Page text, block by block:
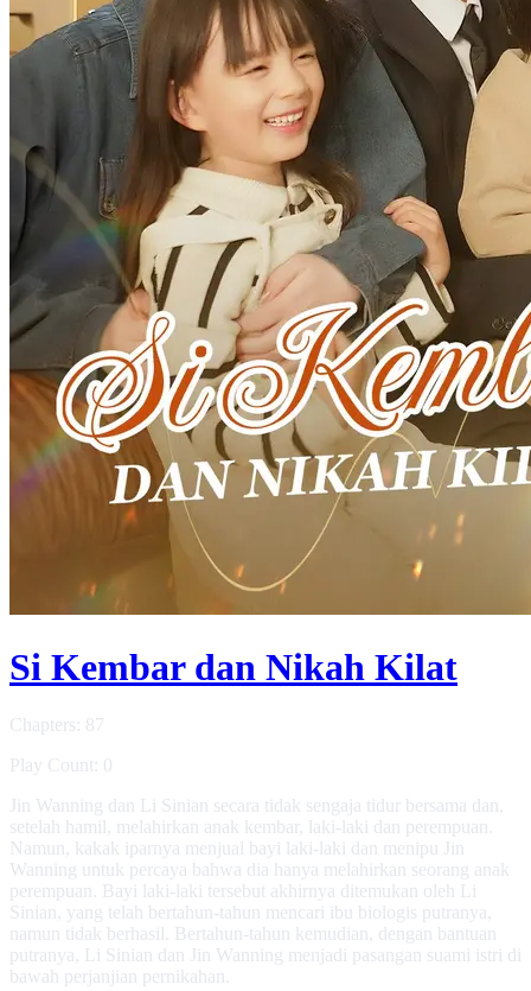
Si Kembar dan Nikah Kilat
Chapters: 87
Play Count: 0
Jin Wanning dan Li Sinian secara tidak sengaja tidur bersama dan,
setelah hamil, melahirkan anak kembar, laki-laki dan perempuan.
Namun, kakak iparnya menjual bayi laki-laki dan menipu Jin
Wanning untuk percaya bahwa dia hanya melahirkan seorang anak
perempuan. Bayi laki-laki tersebut akhirnya ditemukan oleh Li
Sinian, yang telah bertahun-tahun mencari ibu biologis putranya,
namun tidak berhasil. Bertahun-tahun kemudian, dengan bantuan
putranya, Li Sinian dan Jin Wanning menjadi pasangan suami istri di
bawah perjanjian pernikahan.